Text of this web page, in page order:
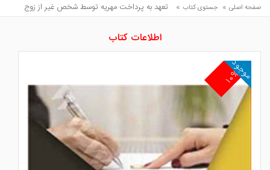
صفحه اصلی » جستوی کتاب » تعهد به پرداخت مهريه توسط شخص غير از زوج
اطلاعات کتاب
۱۰%
موجود